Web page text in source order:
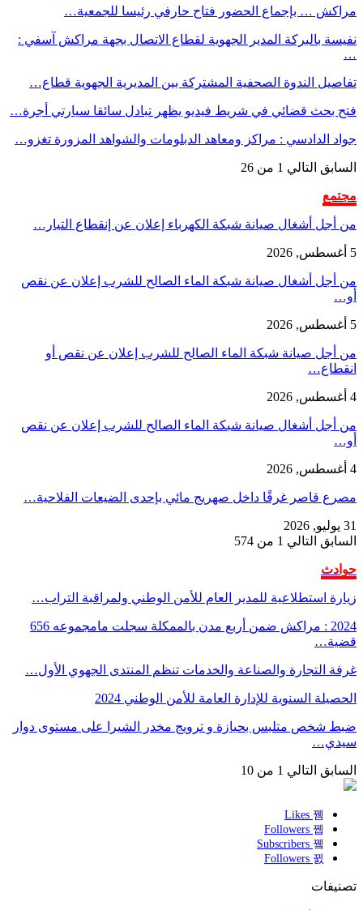
مراكش … بإجماع الحضور فتاح حارفي رئيسا للجمعية…
نفيسة بالبركة المدير الجهوية لقطاع الاتصال بجهة مراكش آسفي :
…
تفاصيل الندوة الصحفية المشتركة بين المديرية الجهوية قطاع…
فتح بحث قضائي في شريط فيديو يظهر تبادل سائقا سيارتي أجرة…
جواد الدادسي : مراكز ومعاهد الدبلومات والشواهد المزورة تغزو…
السابق التالي 1 من 26
مجتمع
من أجل أشغال صيانة شبكة الكهرباء إعلان عن إنقطاع التيار…
5 أغسطس, 2026
من أجل أشغال صيانة شبكة الماء الصالح للشرب إعلان عن نقص
أو…
5 أغسطس, 2026
من أجل صيانة شبكة الماء الصالح للشرب إعلان عن نقص أو
انقطاع…
4 أغسطس, 2026
من أجل أشغال صيانة شبكة الماء الصالح للشرب إعلان عن نقص
أو…
4 أغسطس, 2026
مصرع قاصر غرقًا داخل صهريج مائي بإحدى الضيعات الفلاحية…
31 يوليو, 2026
السابق التالي 1 من 574
حوادث
زيارة استطلاعية للمدير العام للأمن الوطني ولمراقبة التراب…
2024 : مراكش ضمن أربع مدن بالممكلة سجلت مامجموعه 656
قضية…
غرفة التجارة والصناعة والخدمات تنظم المنتدى الجهوي الأول…
الحصيلة السنوية للإدارة العامة للأمن الوطني 2024
ضبط شخص متلبس بحيازة و ترويج مخدر الشيرا على مستوى دوار
سيدي…
السابق التالي 1 من 10
تصنيفات